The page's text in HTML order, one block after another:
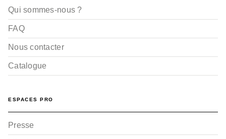
Qui sommes-nous ?
FAQ
Nous contacter
Catalogue
ESPACES PRO
Presse